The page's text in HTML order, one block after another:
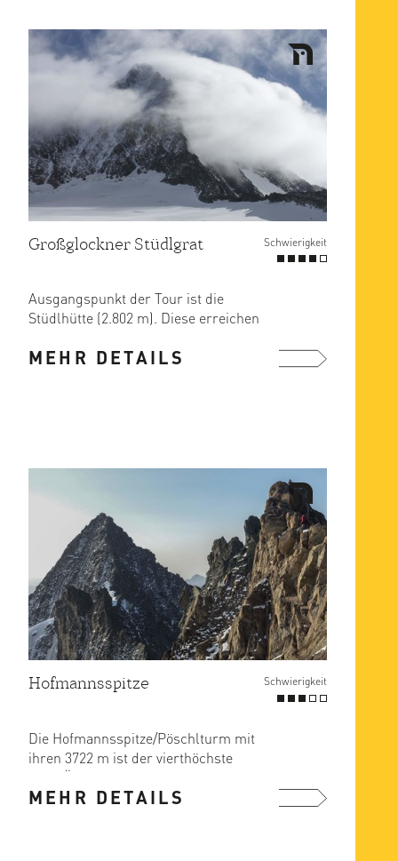
Großglockner Stüdlgrat Schwierigkeit
Ausgangspunkt der Tour ist die
Stüdlhütte (2.802 m). Diese erreichen
MEHR DETAILS
Hofmannsspitze Schwierigkeit
Die Hofmannsspitze/Pöschlturm mit
ihren 3722 m ist der vierthöchste
Berg Österreichs und zeichnet ...
MEHR DETAILS